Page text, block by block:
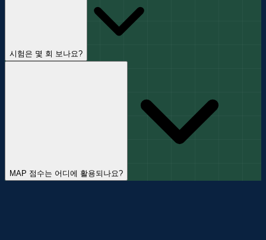
교육 기준), Next Generation Science Standards (NGSS),
AERO (해외 미국 학교 교육 기준)와 연계되어 있습니다. 각 주
(State)의 교육 기준도 반영하여 미국 전역 및 해외
국제학교에서 활용됩니다.
시험은 몇 회 보나요?
시험 결과를 통해 학기별 성장을 추적하고 교육 방향을
MAP 점수는 어디에 활용되나요?